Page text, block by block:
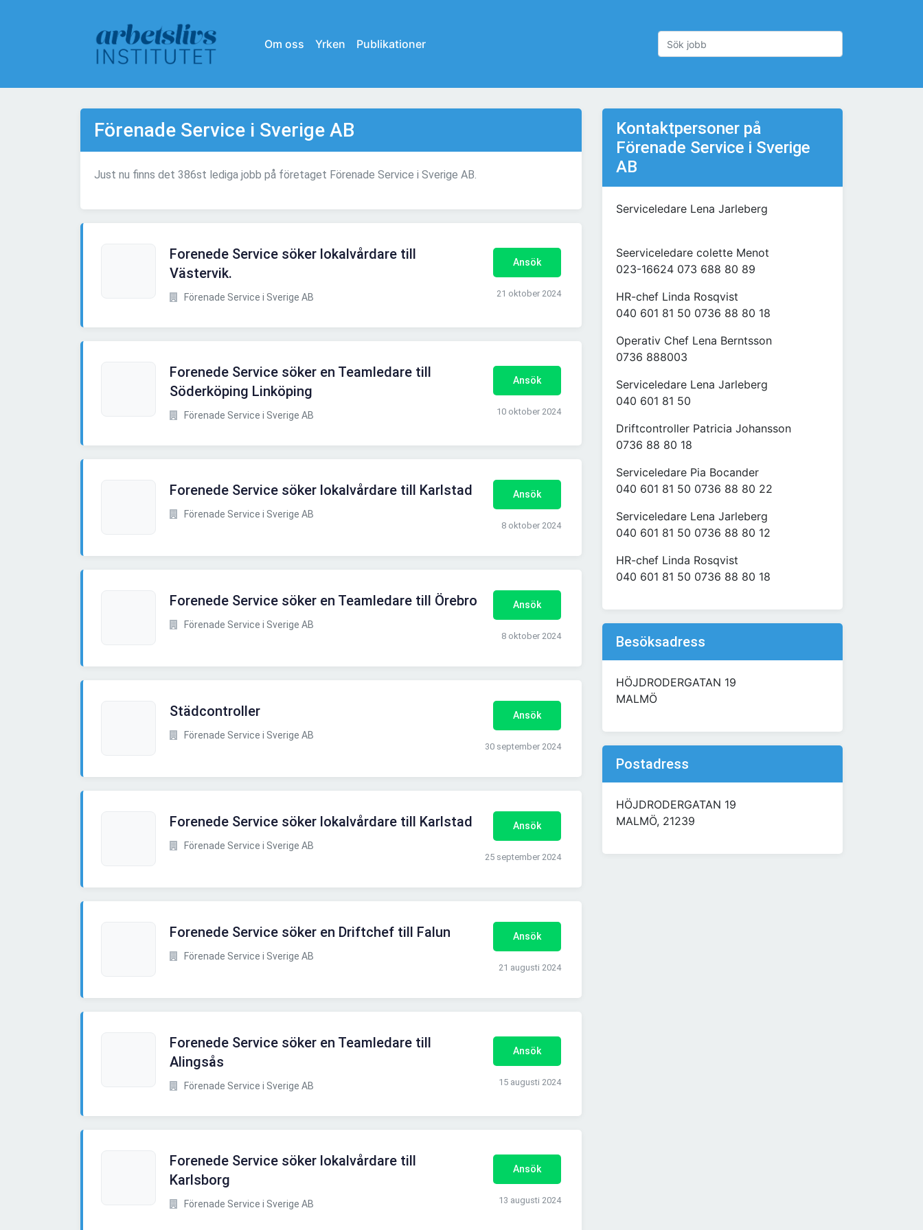
Om oss Yrken Publikationer
Förenade Service i Sverige AB
Just nu finns det 386st lediga jobb på företaget Förenade Service i Sverige AB.
Forenede Service söker lokalvårdare till
Västervik.
Förenade Service i Sverige AB
Ansök
21 oktober 2024
Forenede Service söker en Teamledare till
Söderköping Linköping
Förenade Service i Sverige AB
Ansök
10 oktober 2024
Forenede Service söker lokalvårdare till Karlstad
Förenade Service i Sverige AB
Ansök
8 oktober 2024
Forenede Service söker en Teamledare till Örebro
Förenade Service i Sverige AB
Ansök
8 oktober 2024
Städcontroller
Förenade Service i Sverige AB
Ansök
30 september 2024
Forenede Service söker lokalvårdare till Karlstad
Förenade Service i Sverige AB
Ansök
25 september 2024
Forenede Service söker en Driftchef till Falun
Förenade Service i Sverige AB
Ansök
21 augusti 2024
Forenede Service söker en Teamledare till
Alingsås
Förenade Service i Sverige AB
Ansök
15 augusti 2024
Forenede Service söker lokalvårdare till
Karlsborg
Förenade Service i Sverige AB
Ansök
13 augusti 2024
Kontaktpersoner på
Förenade Service i Sverige
AB
Serviceledare Lena Jarleberg
Seerviceledare colette Menot
023-16624 073 688 80 89
HR-chef Linda Rosqvist
040 601 81 50 0736 88 80 18
Operativ Chef Lena Berntsson
0736 888003
Serviceledare Lena Jarleberg
040 601 81 50
Driftcontroller Patricia Johansson
0736 88 80 18
Serviceledare Pia Bocander
040 601 81 50 0736 88 80 22
Serviceledare Lena Jarleberg
040 601 81 50 0736 88 80 12
HR-chef Linda Rosqvist
040 601 81 50 0736 88 80 18
Besöksadress
HÖJDRODERGATAN 19
MALMÖ
Postadress
HÖJDRODERGATAN 19
MALMÖ, 21239